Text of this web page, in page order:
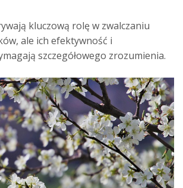
kluczową rolę w zwalczaniu
ale ich efektywność i
szczegółowego zrozumienia.